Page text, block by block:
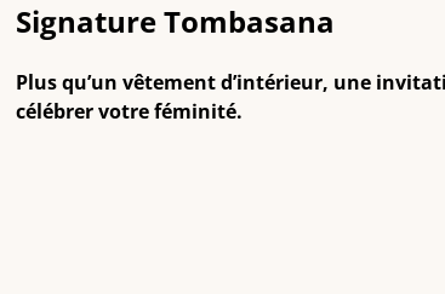
Signature Tombasana
Plus qu’un vêtement d’intérieur, une
célébrer votre féminité.